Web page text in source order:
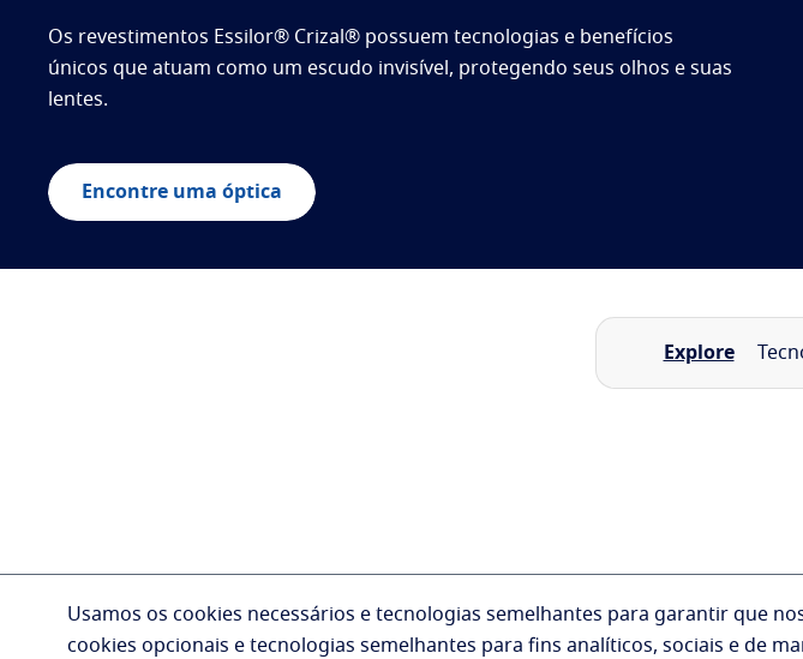
Os revestimentos Essilor® Crizal® possuem tecnologias e benefícios
únicos que atuam como um escudo invisível, protegendo seus olhos e suas
lentes.
Encontre uma óptica
Explore
Usamos os cookies necessários e tecnologias semelhantes para garantir que
cookies opcionais e tecnologias semelhantes para fins analíticos, sociais e de